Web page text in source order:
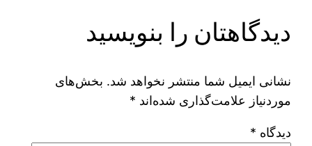
دیدگاهتان را بنویسید
نشانی ایمیل شما منتشر نخواهد شد. بخش‌های
موردنیاز علامت‌گذاری شده‌اند *
دیدگاه *